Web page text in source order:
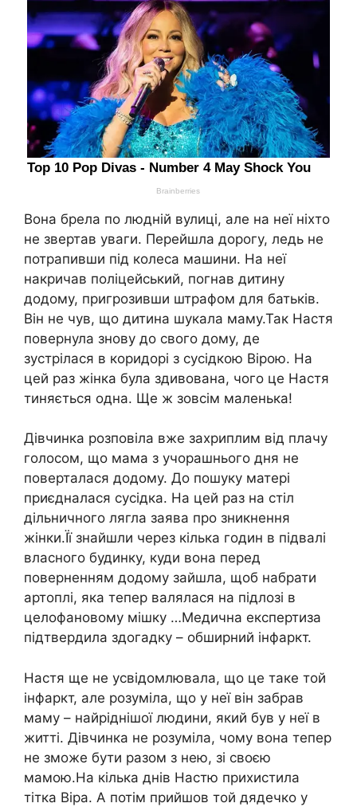
Вона брела по людній вулиці, але на неї ніхто
не звертав уваги. Перейшла дорогу, ледь не
потрапивши під колеса машини. На неї
накричав поліцейський, погнав дитину
додому, пригрозивши штрафом для батьків.
Він не чув, що дитина шукала маму.Так Настя
повернула знову до свого дому, де
зустрілася в коридорі з сусідкою Вірою. На
цей раз жінка була здивована, чого це Настя
тиняється одна. Ще ж зовсім маленька!
Дівчинка розповіла вже захриплим від плачу
голосом, що мама з учорашнього дня не
поверталася додому. До пошуку матері
приєдналася сусідка. На цей раз на стіл
дільничного лягла заява про зникнення
жінки.Її знайшли через кілька годин в підвалі
власного будинку, куди вона перед
поверненням додому зайшла, щоб набрати
артоплі, яка тепер валялася на підлозі в
целофановому мішку …Медична експертиза
підтвердила здогадку – обширний інфаркт.
Настя ще не усвідомлювала, що це таке той
інфаркт, але розуміла, що у неї він забрав
маму – найріднішої людини, який був у неї в
житті. Дівчинка не розуміла, чому вона тепер
не зможе бути разом з нею, зі своєю
мамою.На кілька днів Настю прихистила
тітка Віра. А потім прийшов той дядечко у